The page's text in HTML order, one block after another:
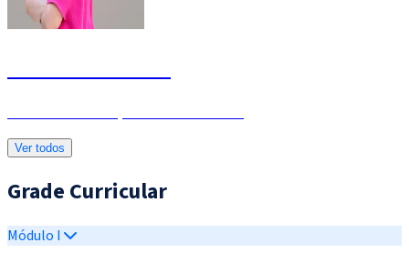
Ver todos
Grade Curricular
Módulo I